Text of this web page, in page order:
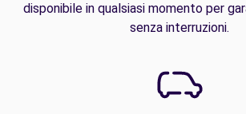
disponibile in qualsiasi momento per
senza interruzioni.